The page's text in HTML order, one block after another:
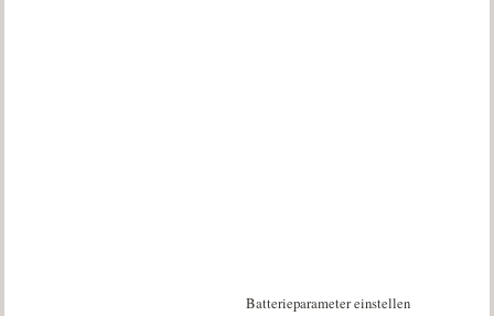
Batterieparameter einstellen